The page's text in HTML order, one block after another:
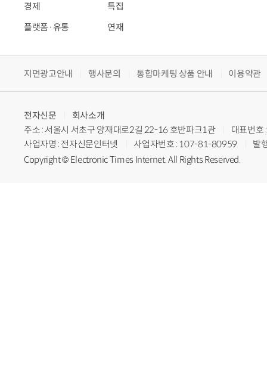
경제
플랫폼·유통
특집
연재
지면광고안내 행사문의 통합마케팅 상품 안내 이용약관
전자신문
회사소개
주소 : 서울시 서초구 양재대로2길 22-16 호반파크1관
대표번
사업자명 : 전자신문인터넷
사업자번호 : 107-81-80959
발
Copyright © Electronic Times Internet. All Rights Reserved.